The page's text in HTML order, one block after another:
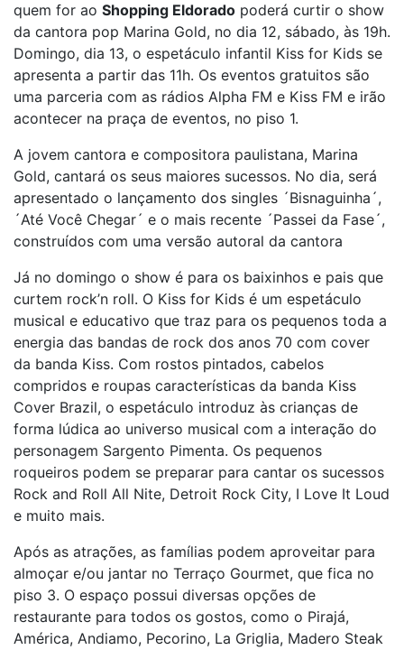
quem for ao Shopping Eldorado poderá curtir o show
da cantora pop Marina Gold, no dia 12, sábado, às 19h.
Domingo, dia 13, o espetáculo infantil Kiss for Kids se
apresenta a partir das 11h. Os eventos gratuitos são
uma parceria com as rádios Alpha FM e Kiss FM e irão
acontecer na praça de eventos, no piso 1.
A jovem cantora e compositora paulistana, Marina
Gold, cantará os seus maiores sucessos. No dia, será
apresentado o lançamento dos singles ´Bisnaguinha´,
´Até Você Chegar´ e o mais recente ´Passei da Fase´,
construídos com uma versão autoral da cantora
Já no domingo o show é para os baixinhos e pais que
curtem rock’n roll. O Kiss for Kids é um espetáculo
musical e educativo que traz para os pequenos toda a
energia das bandas de rock dos anos 70 com cover
da banda Kiss. Com rostos pintados, cabelos
compridos e roupas características da banda Kiss
Cover Brazil, o espetáculo introduz às crianças de
forma lúdica ao universo musical com a interação do
personagem Sargento Pimenta. Os pequenos
roqueiros podem se preparar para cantar os sucessos
Rock and Roll All Nite, Detroit Rock City, I Love It Loud
e muito mais.
Após as atrações, as famílias podem aproveitar para
almoçar e/ou jantar no Terraço Gourmet, que fica no
piso 3. O espaço possui diversas opções de
restaurante para todos os gostos, como o Pirajá,
América, Andiamo, Pecorino, La Griglia, Madero Steak